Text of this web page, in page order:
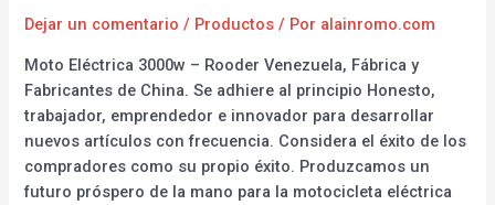
Dejar un comentario / Productos / Por alainromo.com
Moto Eléctrica 3000w – Rooder Venezuela, Fábrica y
Fabricantes de China. Se adhiere al principio Honesto,
trabajador, emprendedor e innovador para desarrollar
nuevos artículos con frecuencia. Considera el éxito de los
compradores como su propio éxito. Produzcamos un
futuro próspero de la mano para la motocicleta eléctrica